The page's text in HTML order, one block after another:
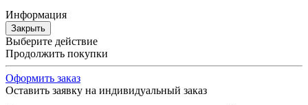
Информация
Закрыть
Выберите действие
Продолжить покупки
Оформить заказ
Оставить заявку на индивидуальный заказ